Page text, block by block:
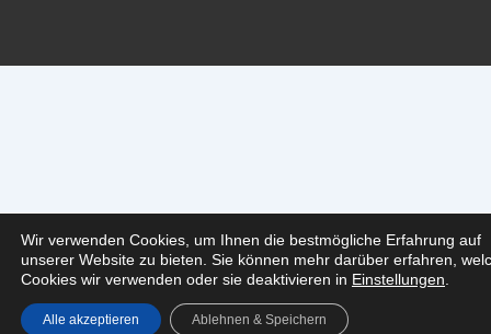
Wir verwenden Cookies, um Ihnen die bestmögliche Erfahrung auf
unserer Website zu bieten. Sie können mehr darüber erfahren,
Cookies wir verwenden oder sie deaktivieren in Einstellungen
Alle akzeptieren Ablehnen & Speichern